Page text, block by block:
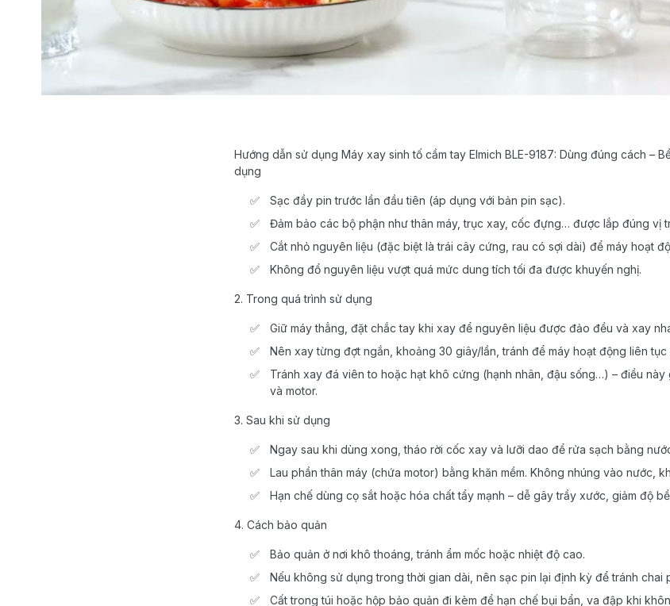
Hướng dẫn sử dụng Máy xay sinh tố cầm tay Elmich BLE-9187: Dùng đúng cách –
dụng
Sạc đầy pin trước lần đầu tiên (áp dụng với bản pin sạc).
Đảm bảo các bộ phận như thân máy, trục xay, cốc đựng… được lắp đúng vị
Cắt nhỏ nguyên liệu (đặc biệt là trái cây cứng, rau có sợi dài) để máy hoạt
Không đổ nguyên liệu vượt quá mức dung tích tối đa được khuyến nghị.
2. Trong quá trình sử dụng
Giữ máy thẳng, đặt chắc tay khi xay để nguyên liệu được đảo đều và xay
Nên xay từng đợt ngắn, khoảng 30 giây/lần, tránh để máy hoạt động liên tục
Tránh xay đá viên to hoặc hạt khô cứng (hạnh nhân, đậu sống…) – điều
và motor.
3. Sau khi sử dụng
Ngay sau khi dùng xong, tháo rời cốc xay và lưỡi dao để rửa sạch bằng
Lau phần thân máy (chứa motor) bằng khăn mềm. Không nhúng vào nước,
Hạn chế dùng cọ sắt hoặc hóa chất tẩy mạnh – dễ gây trầy xước, giảm độ
4. Cách bảo quản
Bảo quản ở nơi khô thoáng, tránh ẩm mốc hoặc nhiệt độ cao.
Nếu không sử dụng trong thời gian dài, nên sạc pin lại định kỳ để tránh chai
Cất trong túi hoặc hộp bảo quản đi kèm để hạn chế bụi bẩn, va đập khi